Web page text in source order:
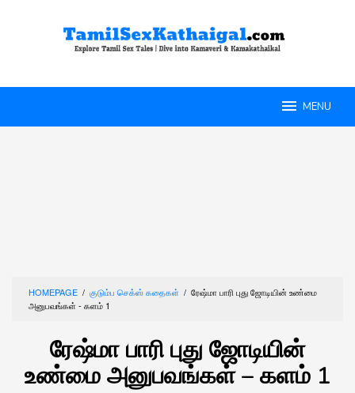
MENU
HOMEPAGE / குடும்ப செக்ஸ் கதைகள் / ரேஷ்மா பாரி புது ஜோடியின் உண்மை
அனுபவங்கள் - களம் 1
ரேஷ்மா பாரி புது ஜோடியின்
உண்மை அனுபவங்கள் – களம் 1